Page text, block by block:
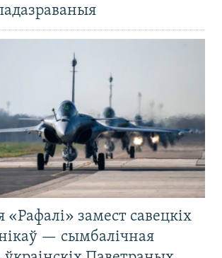
«Рафалі» замест савецкіх
— сымбалічная